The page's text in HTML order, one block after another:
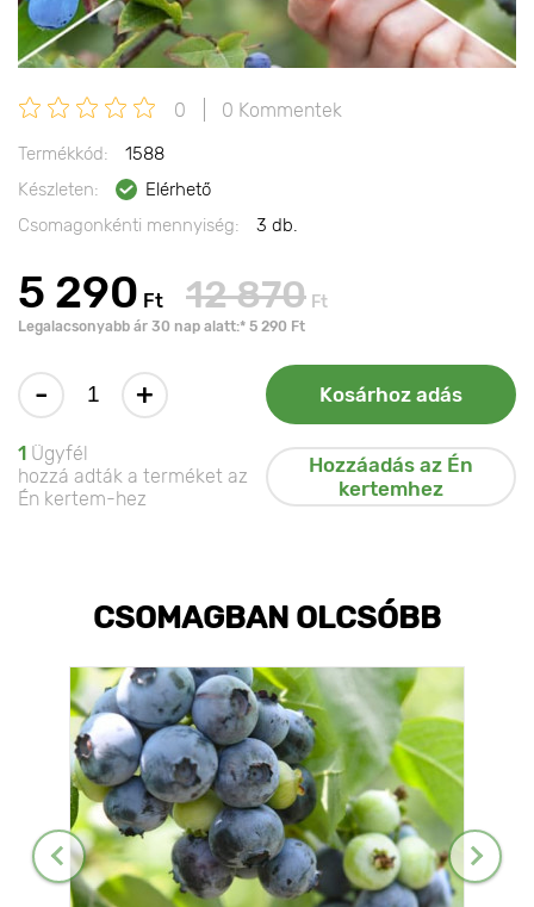
0 0 Kommentek
Termékkód:
1588
Készleten:
Elérhető
Csomagonkénti mennyiség:
3 db.
5 290 Ft 12 870 Ft
Legalacsonyabb ár 30 nap alatt:* 5 290 Ft
- + Kosárhoz adás
1 Ügyfél
hozzá adták a terméket az
Én kertem-hez
Hozzáadás az Én
kertemhez
CSOMAGBAN OLCSÓBB